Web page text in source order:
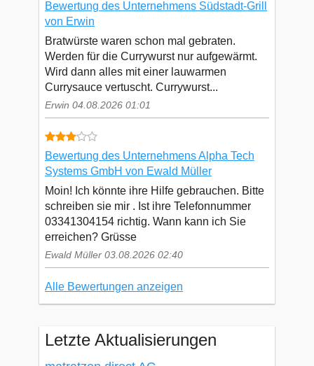
Bewertung des Unternehmens Südstadt-Grill
von Erwin
Bratwürste waren schon mal gebraten.
Werden für die Currywurst nur aufgewärmt.
Wird dann alles mit einer lauwarmen
Currysauce vertuscht. Currywurst...
Erwin 04.08.2026 01:01
Bewertung des Unternehmens Alpha Tech
Systems GmbH von Ewald Müller
Moin! Ich könnte ihre Hilfe gebrauchen. Bitte
schreiben sie mir . Ist ihre Telefonnummer
03341304154 richtig. Wann kann ich Sie
erreichen? Grüsse
Ewald Müller 03.08.2026 02:40
Alle Bewertungen anzeigen
Letzte Aktualisierungen